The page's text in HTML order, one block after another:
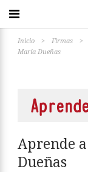
Inicio > Firmas >
María Dueñas
Aprende
Dueñas